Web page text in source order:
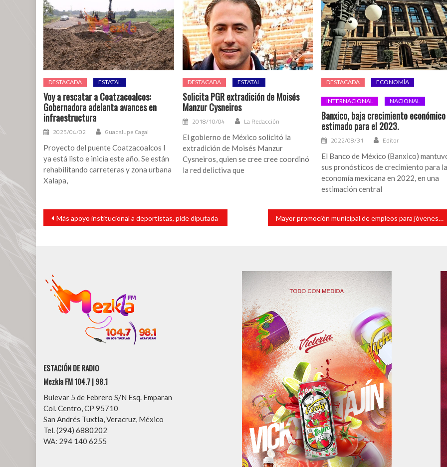
DESTACADA ESTATAL
Voy a rescatar a Coatzacoalcos:
Gobernadora adelanta avances en
infraestructura
2025/04/02 Guadalupe Cagal
Proyecto del puente Coatzacoalcos I
ya está listo e inicia este año. Se están
rehabilitando carreteras y zona urbana
Xalapa,
DESTACADA ESTATAL
Solicita PGR extradición de Moisés
Manzur Cysneiros
2018/10/04 La Redacción
El gobierno de México solicitó la
extradición de Moisés Manzur
Cysneiros, quien se cree cree coordinó
la red delictiva que
DESTACADA ECONOMÍA
INTERNACIONAL NACIONAL
Banxico, baja crecimiento económico
estimado para el 2023.
2022/08/31 Editor
El Banco de México (Banxico)
sus pronósticos de crecimiento para
economía mexicana en 2022, en una
estimación central
Navegación
entradas
Más apoyo institucional a deportistas, pide diputada Mayor promoción municipal de empleos para jóvenes, plantea diputada
ESTACIÓN DE RADIO
Mezkla FM 104.7 | 98.1
Bulevar 5 de Febrero S/N Esq. Emparan
Col. Centro, CP 95710
San Andrés Tuxtla, Veracruz, México
Tel. (294) 6880202
WA: 294 140 6255